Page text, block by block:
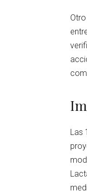
Las